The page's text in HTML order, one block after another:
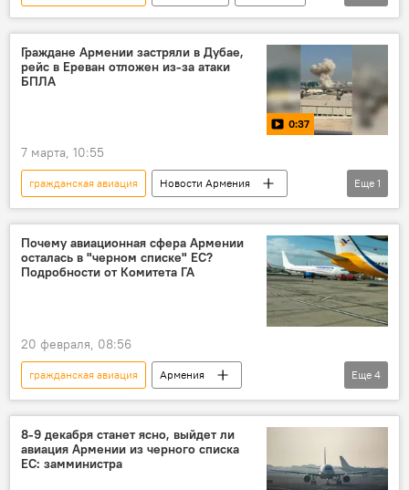
рейсы
Новости Армения
Граждане Армении застряли в Дубае,
рейс в Ереван отложен из-за атаки
БПЛА
0:37
7 марта, 10:55
гражданская авиация
Новости Армения
Дубай
Еще 1
Почему авиационная сфера Армении
осталась в "черном списке" ЕС?
Подробности от Комитета ГА
20 февраля, 08:56
гражданская авиация
Армения
Новости Армения
Главное управление гражданской авиации
Армянская авиация
черный список
Еще 4
8-9 декабря станет ясно, выйдет ли
авиация Армении из черного списка
ЕС: замминистра